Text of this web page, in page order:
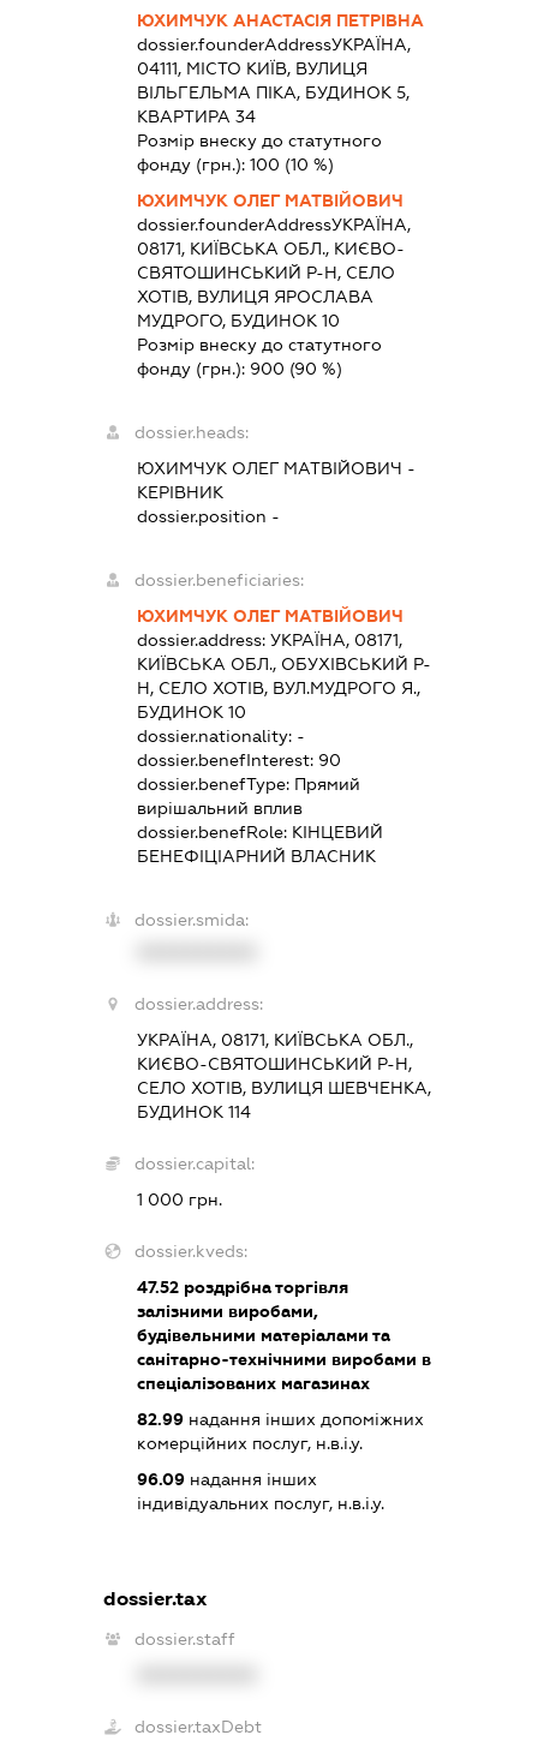
ЮХИМЧУК АНАСТАСІЯ ПЕТРІВНА
dossier.founderAddressУКРАЇНА,
04111, МІСТО КИЇВ, ВУЛИЦЯ
ВІЛЬГЕЛЬМА ПІКА, БУДИНОК 5,
КВАРТИРА 34
Розмір внеску до статутного
фонду (грн.):100 (10 %)
ЮХИМЧУК ОЛЕГ МАТВІЙОВИЧ
dossier.founderAddressУКРАЇНА,
08171, КИЇВСЬКА ОБЛ., КИЄВО-
СВЯТОШИНСЬКИЙ Р-Н, СЕЛО
ХОТІВ, ВУЛИЦЯ ЯРОСЛАВА
МУДРОГО, БУДИНОК 10
Розмір внеску до статутного
фонду (грн.): 900 (90 %)
dossier.heads:
ЮХИМЧУК ОЛЕГ МАТВІЙОВИЧ -
КЕРІВНИК
dossier.position -
dossier.beneficiaries:
ЮХИМЧУК ОЛЕГ МАТВІЙОВИЧ
dossier.address:УКРАЇНА, 08171,
КИЇВСЬКА ОБЛ., ОБУХІВСЬКИЙ Р-
Н, СЕЛО ХОТІВ, ВУЛ.МУДРОГО Я.,
БУДИНОК 10
dossier.nationality: -
dossier.benefInterest: 90
dossier.benefType: Прямий
вирішальний вплив
dossier.benefRole: КІНЦЕВИЙ
БЕНЕФІЦІАРНИЙ ВЛАСНИК
dossier.smida:
dossier.address:
УКРАЇНА, 08171, КИЇВСЬКА ОБЛ.,
КИЄВО-СВЯТОШИНСЬКИЙ Р-Н,
СЕЛО ХОТІВ, ВУЛИЦЯ ШЕВЧЕНКА,
БУДИНОК 114
dossier.capital:
1 000 грн.
dossier.kveds:
47.52 роздрібна торгівля
залізними виробами,
будівельними матеріалами та
санітарно-технічними виробами в
спеціалізованих магазинах
82.99 надання інших допоміжних
комерційних послуг, н.в.і.у.
96.09 надання інших
індивідуальних послуг, н.в.і.у.
dossier.tax
dossier.staff
dossier.taxDebt